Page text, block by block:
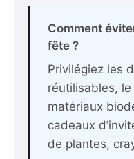
Comment
fête ?
Privilégiez les
réutilisables,
matériaux
cadeaux
de plantes,